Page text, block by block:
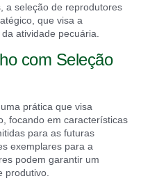
a seleção de reprodutores
que visa a
atividade pecuária.
com Seleção
prática que visa
focando em características
para as futuras
exemplares para a
podem garantir um
produtivo.